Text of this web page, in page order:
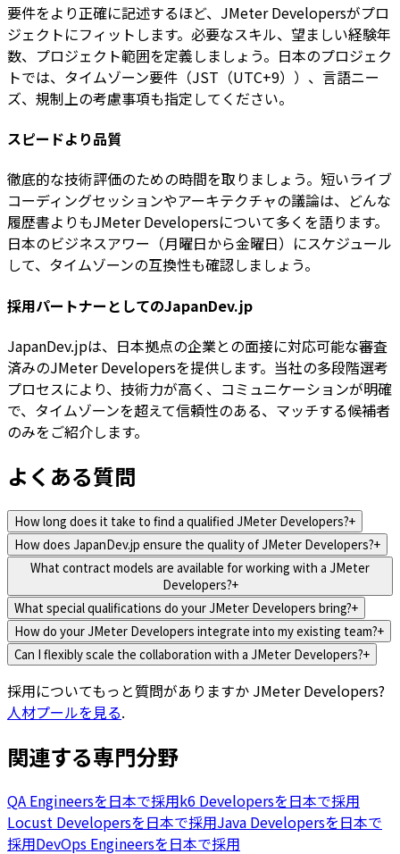
要件をより正確に記述するほど、JMeter Developersがプロ
ジェクトにフィットします。必要なスキル、望ましい経験年
数、プロジェクト範囲を定義しましょう。日本のプロジェク
トでは、タイムゾーン要件（JST（UTC+9））、言語ニー
ズ、規制上の考慮事項も指定してください。
スピードより品質
徹底的な技術評価のための時間を取りましょう。短いライブ
コーディングセッションやアーキテクチャの議論は、どんな
履歴書よりもJMeter Developersについて多くを語ります。
日本のビジネスアワー（月曜日から金曜日）にスケジュール
して、タイムゾーンの互換性も確認しましょう。
採用パートナーとしてのJapanDev.jp
JapanDev.jpは、日本拠点の企業との面接に対応可能な審査
済みのJMeter Developersを提供します。当社の多段階選考
プロセスにより、技術力が高く、コミュニケーションが明確
で、タイムゾーンを超えて信頼性のある、マッチする候補者
のみをご紹介します。
よくある質問
How long does it take to find a qualified JMeter Developers?+
How does JapanDev.jp ensure the quality of JMeter Developers?+
What contract models are available for working with a JMeter
Developers?+
What special qualifications do your JMeter Developers bring?+
How do your JMeter Developers integrate into my existing team?+
Can I flexibly scale the collaboration with a JMeter Developers?+
採用についてもっと質問がありますか JMeter Developers?
人材プールを見る.
関連する専門分野
QA Engineersを日本で採用k6 Developersを日本で採用
Locust Developersを日本で採用Java Developersを日本で
採用DevOps Engineersを日本で採用